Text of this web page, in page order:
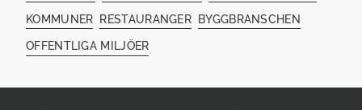
KOMMUNER RESTAURANGER BYGGBRANSCHEN
OFFENTLIGA MILJÖER